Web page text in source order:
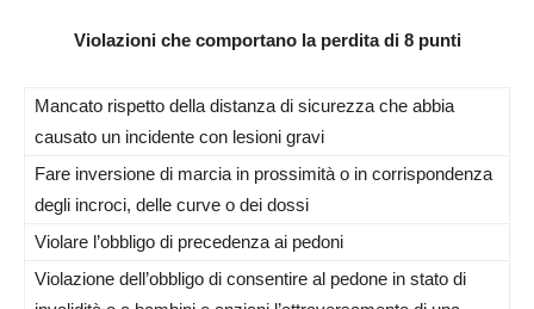
Violazioni che comportano la perdita di 8 punti
Mancato rispetto della distanza di sicurezza che abbia
causato un incidente con lesioni gravi
Fare inversione di marcia in prossimità o in corrispondenza
degli incroci, delle curve o dei dossi
Violare l’obbligo di precedenza ai pedoni
Violazione dell’obbligo di consentire al pedone in stato di